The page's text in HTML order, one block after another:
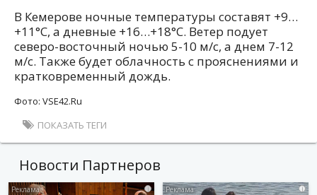
В Кемерове ночные температуры составят +9…
+11°C, а дневные +16…+18°C. Ветер подует
северо-восточный ночью 5-10 м/с, а днем 7-12
м/с. Также будет облачность с прояснениями и
кратковременный дождь.
Фото: VSE42.Ru
ПОКАЗАТЬ ТЕГИ
Новости Партнеров
i i